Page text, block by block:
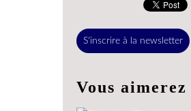
S'inscrire à la newsletter
Vous aimerez